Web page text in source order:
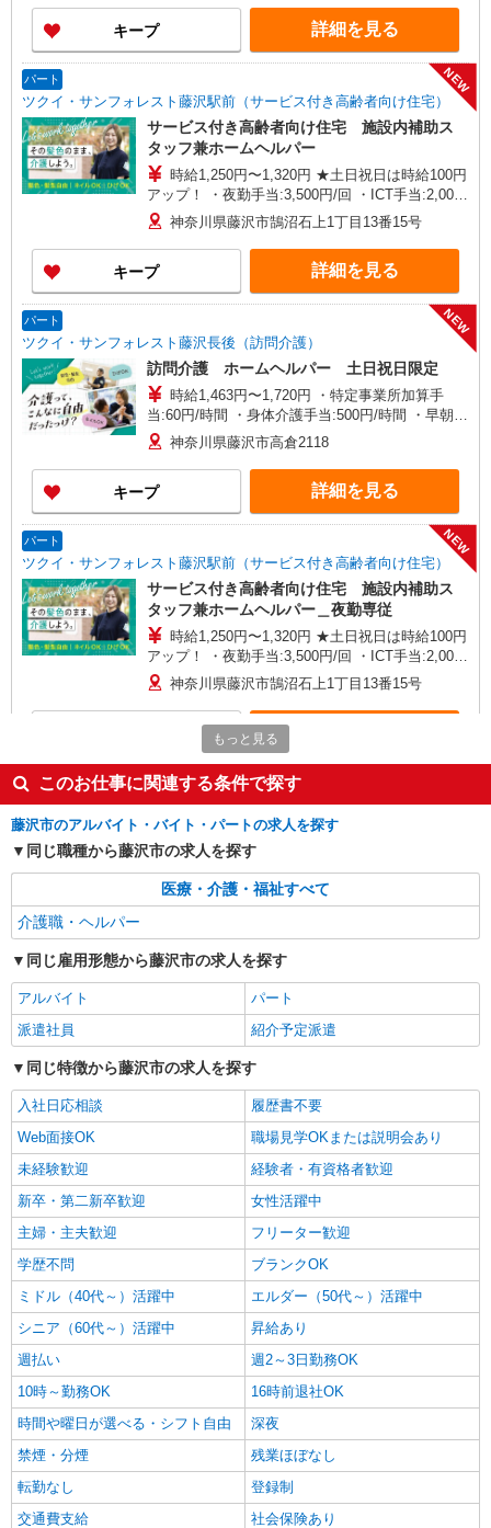
キープ 詳細を見る
パート
ツクイ・サンフォレスト藤沢駅前（サービス付き高齢者向け住宅）
NEW
サービス付き高齢者向け住宅 施設内補助ス
タッフ兼ホームヘルパー
時給1,250円〜1,320円 ★土日祝日は時給100円
アップ！ ・夜勤手当:3,500円/回 ・ICT手当:2,000
円/月 ※給与幅は資格・経験等による
神奈川県藤沢市鵠沼石上1丁目13番15号
キープ 詳細を見る
パート
ツクイ・サンフォレスト藤沢長後（訪問介護）
NEW
訪問介護 ホームヘルパー 土日祝日限定
時給1,463円〜1,720円 ・特定事業所加算手
当:60円/時間 ・身体介護手当:500円/時間 ・早朝夜
間深夜手当:300円/時間 （18:00〜翌07:59の時間
帯） ・ICT手当:2,000円/月 ・深夜割増は別途支給
・ケア→ケアの移動時間も賃金（時給）を支給 ・
土日祝日手当:100円/時間含む ※給与幅は資格・経
験等による
神奈川県藤沢市高倉2118
キープ 詳細を見る
パート
ツクイ・サンフォレスト藤沢駅前（サービス付き高齢者向け住宅）
NEW
サービス付き高齢者向け住宅 施設内補助ス
タッフ兼ホームヘルパー＿夜勤専従
時給1,250円〜1,320円 ★土日祝日は時給100円
アップ！ ・夜勤手当:3,500円/回 ・ICT手当:2,000
円/月 ※給与幅は資格・経験等による
神奈川県藤沢市鵠沼石上1丁目13番15号
パート
ツクイ・サンフォレスト藤沢駅前（訪問介護）
訪問介護 ホームヘルパー 土日祝日限定
時給1,420円〜1,640円 ・身体介護手当:500円/
時間 ・早朝夜間深夜手当:300円/時間 （18:00〜
翌07:59の時間帯） ・ICT手当:2,000円/月 ・深夜
（時給）を支給 ・土日祝日手当:100円/時間含む
※給与幅は資格・経験等による
神奈川県藤沢市鵠沼石上1丁目13番15号
キープ
パート
ツクイ・サンフォレスト藤沢長後（訪問介護）
訪問介護 ホームヘルパー
時給1,363円〜1,620円 ★土日祝日は時給100円
アップ！ ・特定事業所加算手当:60円/時間 ・身体
介護手当:500円/時間 ・早朝夜間深夜手当:300円/
時間 （18:00〜翌07:59の時間帯） ・ICT手
当:2,000円/月 ・深夜割増は別途支給 ・ケア→ケ
アの移動時間も賃金（時給）を支給 ※給与幅は資
格・経験等による
神奈川県藤沢市高倉2118
詳細を見る
パート
ツクイ藤沢石川（デイサービス）
NEW
デイサービス 介護スタッフ（ケアクルー）
時給1,225円〜1,437円 ★土日祝日は時給100円
アップ！ ※給与幅は資格・経験等による
神奈川県藤沢市石川二丁目3番14 ベルスクェ
キープ 詳細を見る
パート
ツクイ・サンフォレスト藤沢長後（デイサービス）
NEW
デイサービス 介護スタッフ（ケアクルー）
もっと見る
このお仕事に関連する条件で探す
藤沢市のアルバイト・バイト・パートの求人を探す
同じ職種から藤沢市の求人を探す
医療・介護・福祉すべて
介護職・ヘルパー
同じ雇用形態から藤沢市の求人を探す
アルバイト
パート
派遣社員
紹介予定派遣
同じ特徴から藤沢市の求人を探す
入社日応相談
履歴書不要
Web面接OK
職場見学OKまたは説明会あり
未経験歓迎
経験者・有資格者歓迎
新卒・第二新卒歓迎
女性活躍中
主婦・主夫歓迎
フリーター歓迎
学歴不問
ブランクOK
ミドル（40代～）活躍中
エルダー（50代～）活躍中
シニア（60代～）活躍中
昇給あり
週払い
週2～3日勤務OK
10時～勤務OK
16時前退社OK
時間や曜日が選べる・シフト自由
深夜
禁煙・分煙
残業ほぼなし
転勤なし
登録制
交通費支給
社会保険あり